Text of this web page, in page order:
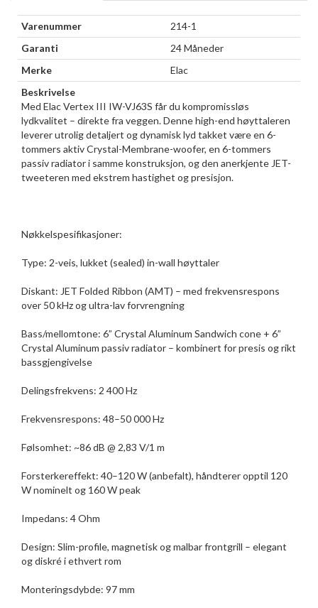
Varenummer
214-1
Garanti
24 Måneder
Merke
Elac
Beskrivelse
Med Elac Vertex III IW-VJ63S får du kompromissløs
lydkvalitet – direkte fra veggen. Denne high-end høyttaleren
leverer utrolig detaljert og dynamisk lyd takket være en 6-
tommers aktiv Crystal-Membrane-woofer, en 6-tommers
passiv radiator i samme konstruksjon, og den anerkjente JET-
tweeteren med ekstrem hastighet og presisjon.
Nøkkelspesifikasjoner:
Type: 2-veis, lukket (sealed) in-wall høyttaler
Diskant: JET Folded Ribbon (AMT) – med frekvensrespons
over 50 kHz og ultra-lav forvrengning
Bass/mellomtone: 6” Crystal Aluminum Sandwich cone + 6”
Crystal Aluminum passiv radiator – kombinert for presis og rikt
bassgjengivelse
Delingsfrekvens: 2 400 Hz
Frekvensrespons: 48–50 000 Hz
Følsomhet: ~86 dB @ 2,83 V/1 m
Forsterkereffekt: 40–120 W (anbefalt), håndterer opptil 120
W nominelt og 160 W peak
Impedans: 4 Ohm
Design: Slim-profile, magnetisk og malbar frontgrill – elegant
og diskré i ethvert rom
Monteringsdybde: 97 mm